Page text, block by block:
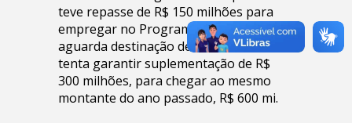
teve repasse de R$ 150 milhões para
empregar no Programa. Agora,
aguarda destinação de R$ 100 milhões e
tenta garantir suplementação de R$
300 milhões, para chegar ao mesmo
montante do ano passado, R$ 600 mi.